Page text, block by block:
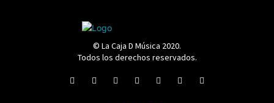
© La Caja D Música 2020.
Todos los derechos reservados.